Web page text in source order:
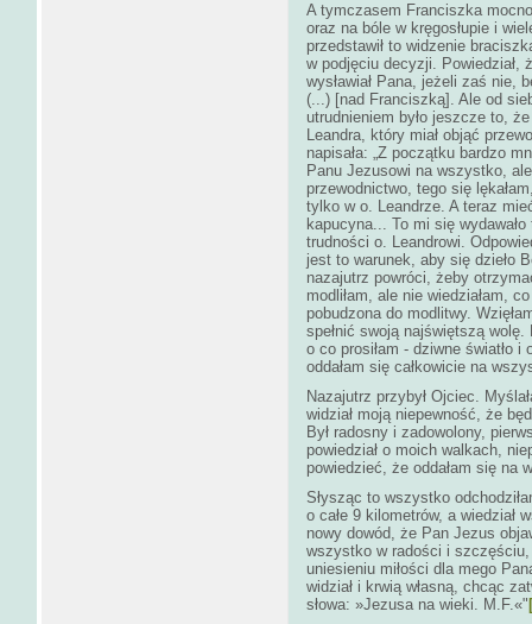
A tymczasem Franciszka
oraz na bóle w kręgosłupie i
przedstawił to widzenie
w podjęciu decyzji. Powiedział,
wysławiał Pana, jeżeli zaś nie,
(...) [nad Franciszką]. Ale od
utrudnieniem było jeszcze to,
Leandra, który miał objąć
napisała: „Z początku bardzo
Panu Jezusowi na wszystko,
przewodnictwo, tego się
tylko w o. Leandrze. A teraz
kapucyna... To mi się
trudności o. Leandrowi.
jest to warunek, aby się dzieło
nazajutrz powróci, żeby
modliłam, ale nie wiedziałam,
pobudzona do modlitwy.
spełnić swoją najświętszą wolę.
o co prosiłam - dziwne światło i
oddałam się całkowicie na
Nazajutrz przybył Ojciec.
widział moją niepewność, że
Był radosny i zadowolony,
powiedział o moich walkach,
powiedzieć, że oddałam się na
Słysząc to wszystko
o całe 9 kilometrów, a wiedział
nowy dowód, że Pan Jezus
wszystko w radości i szczęściu,
uniesieniu miłości dla mego
widział i krwią własną, chcąc
słowa: »Jezusa na wieki. M.F.«"